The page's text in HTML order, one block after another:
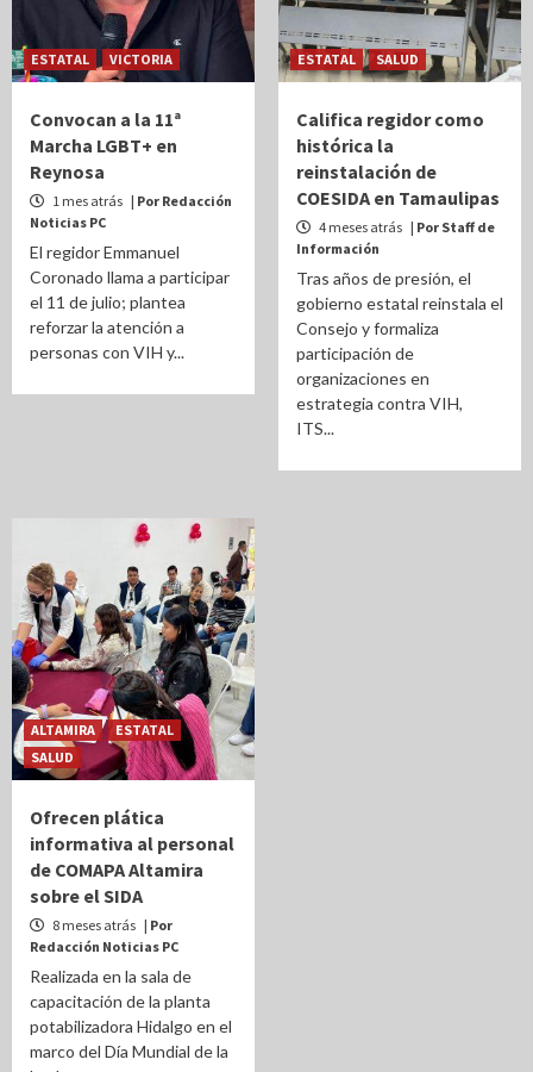
ESTATAL VICTORIA
Convocan a la 11ª
Marcha LGBT+ en
Reynosa
1 mes atrás | Por Redacción
Noticias PC
El regidor Emmanuel
Coronado llama a participar
el 11 de julio; plantea
reforzar la atención a
personas con VIH y...
ESTATAL SALUD
Califica regidor como
histórica la
reinstalación de
COESIDA en Tamaulipas
4 meses atrás | Por Staff de
Información
Tras años de presión, el
gobierno estatal reinstala el
Consejo y formaliza
participación de
organizaciones en
estrategia contra VIH,
ITS...
ALTAMIRA
ESTATAL
SALUD
Ofrecen plática
informativa al personal
de COMAPA Altamira
sobre el SIDA
8 meses atrás | Por
Redacción Noticias PC
Realizada en la sala de
capacitación de la planta
potabilizadora Hidalgo en el
marco del Día Mundial de la